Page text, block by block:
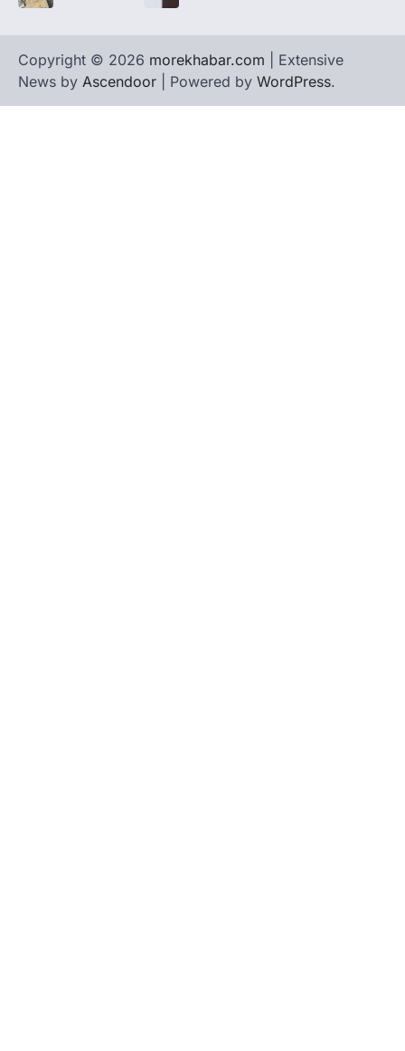
Copyright © 2026 morekhabar.com | Extensive
News by Ascendoor | Powered by WordPress.